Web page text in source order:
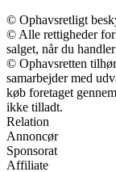
© Ophavsretligt
© Alle rettigheder
salget, når du
© Ophavsretten
samarbejder med
køb foretaget
ikke tilladt.
Relation
Annoncør
Sponsorat
Affiliate